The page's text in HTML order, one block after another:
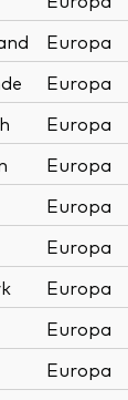
Europa
Europa
Europa
Europa
Europa
Europa
Europa
Europa
Europa